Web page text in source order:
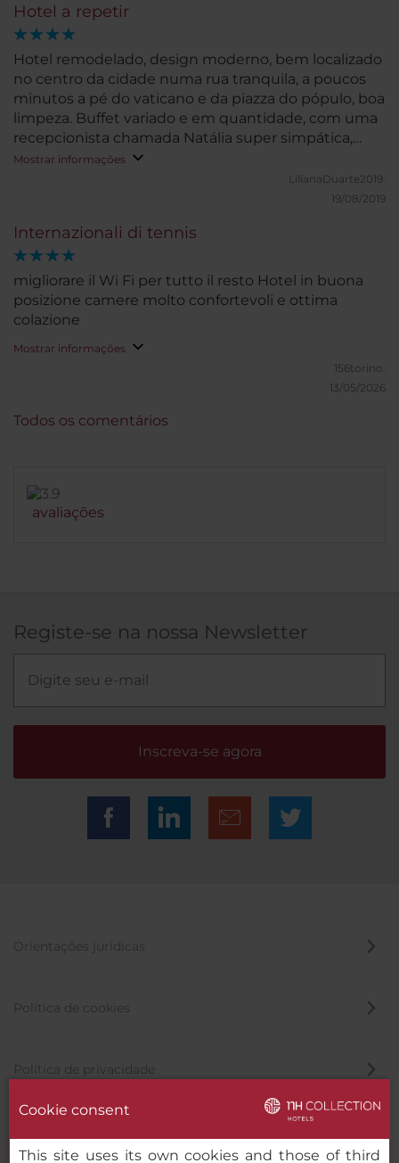
fraca e os quarto deixava entrar algum ruído de
outros quartos, especialmente nas horas de manhã.
De forma geral gostamos do hotel. A repetir.
Hotel a repetir
Hotel remodelado, design moderno, bem localizado
no centro da cidade numa rua tranquila, a poucos
minutos a pé do vaticano e da piazza do pópulo, boa
limpeza. Buffet variado e em quantidade, com uma
recepcionista chamada Natália super simpática,
diria mesmo 5*. Adorei. Hotel a repetir!!
Mostrar informações
LilianaDuarte2019.
19/08/2019
Internazionali di tennis
migliorare il Wi Fi per tutto il resto Hotel in buona
posizione camere molto confortevoli e ottima
colazione
Mostrar informações
156torino.
13/05/2026
avaliações
Todos os comentários
Registe-se na nossa Newsletter
Inscreva-se agora
Orientações jurídicas
Política de cookies
Política de privacidade
Cookie consent
This site uses its own cookies and those of third